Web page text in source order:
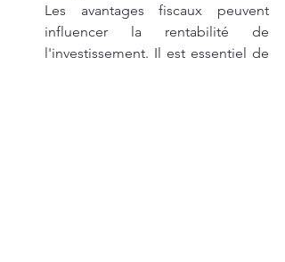
Les avantages fiscaux peuvent
influencer la rentabilité de
l'investissement. Il est essentiel de